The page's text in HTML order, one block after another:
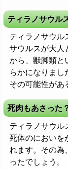
ティラノサウル
ティラノサウル
サウルスが大人
から、獣脚類と
らかになりまし
その可能性があ
死肉もあさった
ティラノサウル
死体のにおいを
れます。その為
ったでしょう。